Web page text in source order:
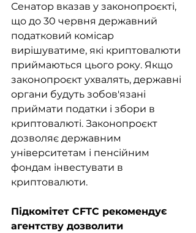
Сенатор вказав у законопроєкті,
що до 30 червня державний
податковий комісар
вирішуватиме, які криптовалюти
приймаються цього року. Якщо
законопроєкт ухвалять, державні
органи будуть зобов'язані
приймати податки і збори в
криптовалюті. Законопроєкт
дозволяє державним
університетам і пенсійним
фондам інвестувати в
криптовалюти.
Підкомітет CFTC рекомендує
агентству дозволити